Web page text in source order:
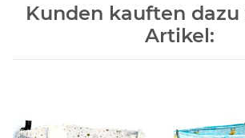
Kunden kauften
Artikel: